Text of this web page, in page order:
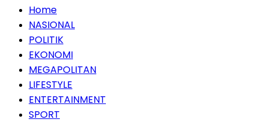
Home
NASIONAL
POLITIK
EKONOMI
MEGAPOLITAN
LIFESTYLE
ENTERTAINMENT
SPORT